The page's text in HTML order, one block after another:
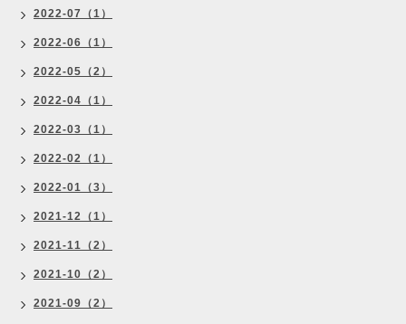
2022-07（1）
2022-06（1）
2022-05（2）
2022-04（1）
2022-03（1）
2022-02（1）
2022-01（3）
2021-12（1）
2021-11（2）
2021-10（2）
2021-09（2）